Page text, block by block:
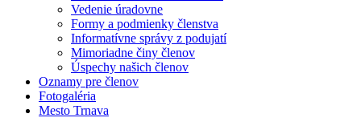
Vedenie úradovne
Formy a podmienky členstva
Informatívne správy z podujatí
Mimoriadne činy členov
Úspechy našich členov
Oznamy pre členov
Fotogaléria
Mesto Trnava